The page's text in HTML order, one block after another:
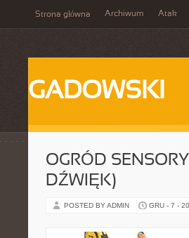
Strona główna Archiwum Atak
GADOWSKI
OGRÓD
DŹWIĘK)
POSTED BY ADMIN GRU - 7 -